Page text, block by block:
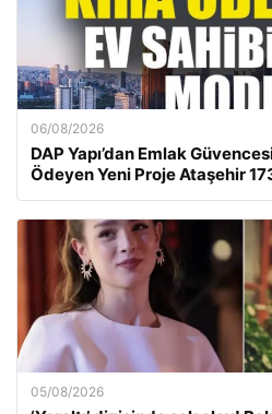
06/08/2026
DAP Yapı’dan Emlak
Ödeyen Yeni Proje Ataşehir
05/08/2026